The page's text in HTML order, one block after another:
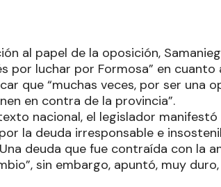
al papel de la oposición,
por luchar por Formosa” en cuanto
que “muchas veces, por ser una
en contra de la provincia”.
nacional, el legislador
la deuda irresponsable e
deuda que fue contraída con la
sin embargo, apuntó, muy